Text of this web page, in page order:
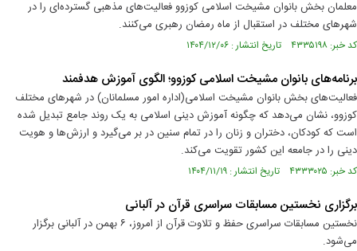
معلمان بخش بانوان مشیخت اسلامی کوزوو فعالیت‌های مذهبی گسترده‌ای را در
شهرهای مختلف در استقبال از ماه رمضان رهبری می‌کنند.
کد خبر: ۴۳۳۵۱۹۸ تاریخ انتشار : ۱۴۰۴/۱۲/۰۶
برنامه‌های بانوان مشیخت اسلامی کوزوو؛ الگوی آموزش هدفمند
فعالیت‌های بخش بانوان مشیخت اسلامی(اداره امور مسلمانان) در شهرهای مختلف
کوزوو، نشان می‌دهد که چگونه آموزش دینی اسلامی به یک روند جامع تبدیل شده
است که کودکان، دختران و زنان را در تمام سنین در بر می‌گیرد و ارزش‌ها و هویت
دینی را در جامعه این کشور تقویت می‌کند.
کد خبر: ۴۳۳۳۰۲۵ تاریخ انتشار : ۱۴۰۴/۱۱/۱۹
برگزاری نخستین مسابقات سراسری قرآن در آلبانی
نخستین مسابقات سراسری حفظ و تلاوت قرآن از امروز، ۶ بهمن در آلبانی برگزار
می‌شود.